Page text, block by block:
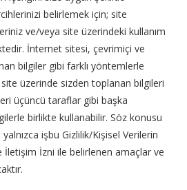
belirlemek için; site
ve/veya site üzerindeki kullanım
İnternet sitesi, çevrimiçi ve
bilgiler gibi farklı yöntemlerle
üzerinde sizden toplanan bilgileri
üçüncü taraflar gibi başka
birlikte kullanabilir. Söz konusu
işbu Gizlilik/Kişisel Verilerin
İletişim İzni ile belirlenen amaçlar ve